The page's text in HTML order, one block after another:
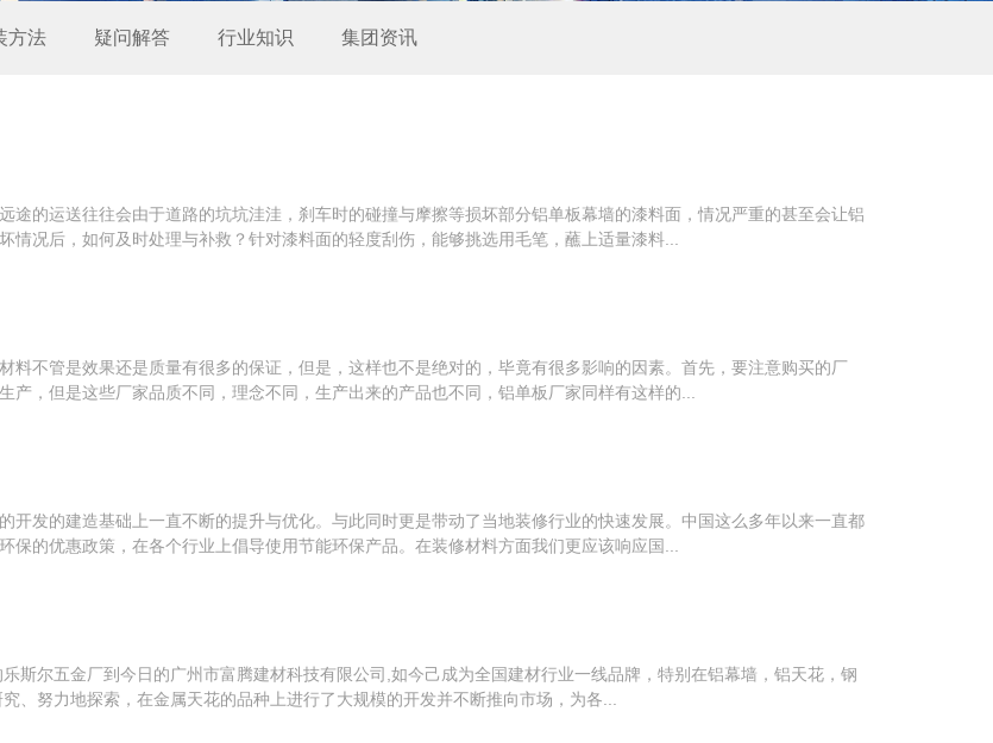
方法 疑问解答 行业知识 集团资讯
的运送往往会由于道路的坑坑洼洼，刹车时的碰撞与摩擦等损坏部分铝单板幕墙的漆料面，情况严重的甚至会让铝
情况后，如何及时处理与补救？针对漆料面的轻度刮伤，能够挑选用毛笔，蘸上适量漆料...
料不管是效果还是质量有很多的保证，但是，这样也不是绝对的，毕竟有很多影响的因素。首先，要注意购买的厂
产，但是这些厂家品质不同，理念不同，生产出来的产品也不同，铝单板厂家同样有这样的...
开发的建造基础上一直不断的提升与优化。与此同时更是带动了当地装修行业的快速发展。中国这么多年以来一直都
保的优惠政策，在各个行业上倡导使用节能环保产品。在装修材料方面我们更应该响应国...
斯尔五金厂到今日的广州市富腾建材科技有限公司,如今己成为全国建材行业一线品牌，特别在铝幕墙，铝天花，钢
、努力地探索，在金属天花的品种上进行了大规模的开发并不断推向市场，为各...